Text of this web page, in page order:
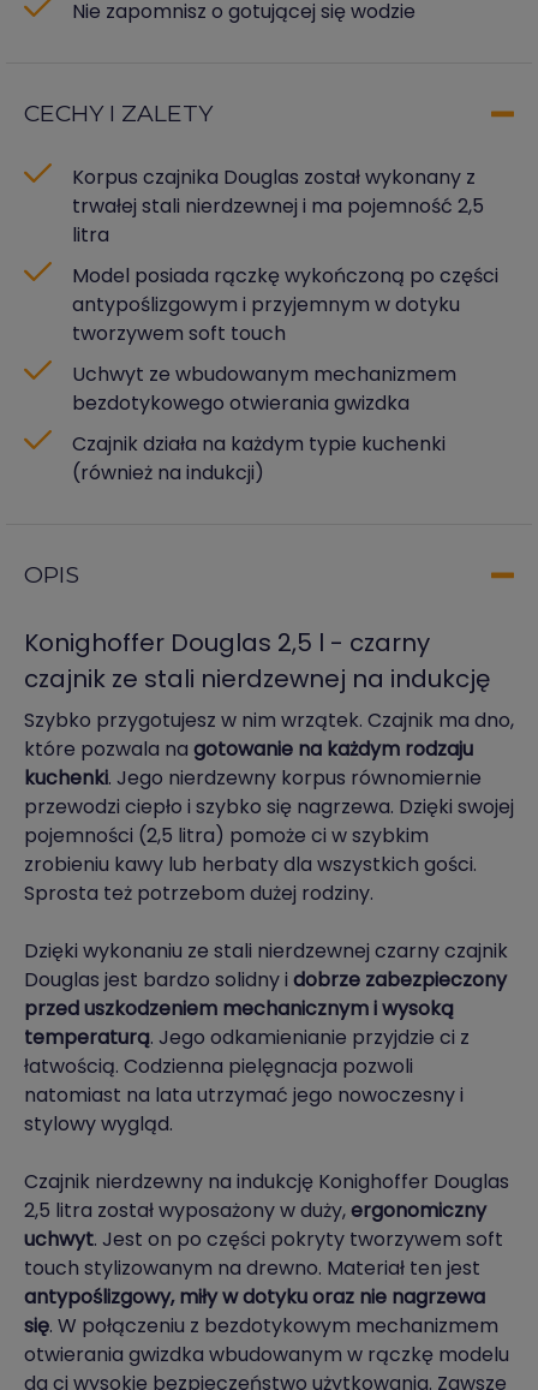
Nie zapomnisz o gotującej się wodzie
CECHY I ZALETY
Korpus czajnika Douglas został wykonany z
trwałej stali nierdzewnej i ma pojemność 2,5
litra
Model posiada rączkę wykończoną po części
antypoślizgowym i przyjemnym w dotyku
tworzywem soft touch
Uchwyt ze wbudowanym mechanizmem
bezdotykowego otwierania gwizdka
Czajnik działa na każdym typie kuchenki
(również na indukcji)
OPIS
Konighoffer Douglas 2,5 l - czarny
czajnik ze stali nierdzewnej na indukcję
Szybko przygotujesz w nim wrzątek. Czajnik ma dno,
które pozwala na gotowanie na każdym rodzaju
kuchenki. Jego nierdzewny korpus równomiernie
przewodzi ciepło i szybko się nagrzewa. Dzięki swojej
pojemności (2,5 litra) pomoże ci w szybkim
zrobieniu kawy lub herbaty dla wszystkich gości.
Sprosta też potrzebom dużej rodziny.
Dzięki wykonaniu ze stali nierdzewnej czarny czajnik
Douglas jest bardzo solidny i dobrze zabezpieczony
przed uszkodzeniem mechanicznym i wysoką
temperaturą. Jego odkamienianie przyjdzie ci z
łatwością. Codzienna pielęgnacja pozwoli
natomiast na lata utrzymać jego nowoczesny i
stylowy wygląd.
Czajnik nierdzewny na indukcję Konighoffer Douglas
2,5 litra został wyposażony w duży,ergonomiczny
uchwyt. Jest on po części pokryty tworzywem soft
touch stylizowanym na drewno. Materiał ten jest
antypoślizgowy, miły w dotyku oraz nie nagrzewa
się. W połączeniu z bezdotykowym mechanizmem
otwierania gwizdka wbudowanym w rączkę modelu
da ci wysokie bezpieczeństwo użytkowania. Zawsze